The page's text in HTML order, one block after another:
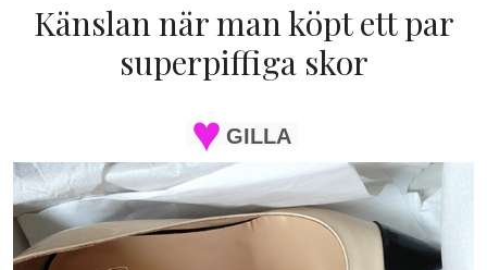
Känslan när man köpt ett par
superpiffiga skor
GILLA